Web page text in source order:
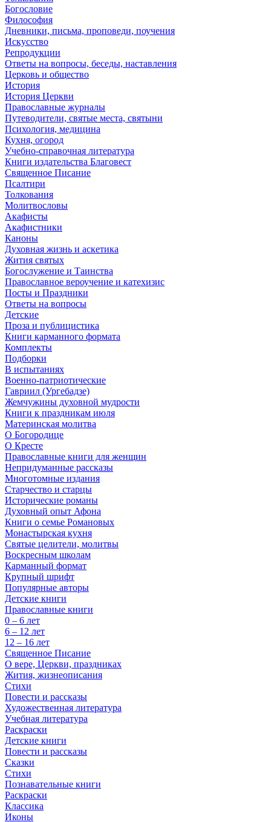
Богословие
Философия
Дневники, письма, проповеди, поучения
Искусство
Репродукции
Ответы на вопросы, беседы, наставления
Церковь и общество
История
История Церкви
Православные журналы
Путеводители, святые места, святыни
Психология, медицина
Кухня, огород
Учебно-справочная литература
Книги издательства Благовест
Священное Писание
Псалтири
Толкования
Молитвословы
Акафисты
Акафистники
Каноны
Духовная жизнь и аскетика
Жития святых
Богослужение и Таинства
Православное вероучение и катехизис
Посты и Праздники
Ответы на вопросы
Детские
Проза и публицистика
Книги карманного формата
Комплекты
Подборки
В испытаниях
Военно-патриотические
Гавриил (Ургебадзе)
Жемчужины духовной мудрости
Книги к праздникам июля
Материнская молитва
О Богородице
О Кресте
Православные книги для женщин
Непридуманные рассказы
Многотомные издания
Старчество и старцы
Исторические романы
Духовный опыт Афона
Книги о семье Романовых
Монастырская кухня
Святые целители, молитвы
Воскресным школам
Карманный формат
Крупный шрифт
Популярные авторы
Детские книги
Православные книги
0 – 6 лет
6 – 12 лет
12 – 16 лет
Священное Писание
О вере, Церкви, праздниках
Жития, жизнеописания
Стихи
Повести и рассказы
Художественная литература
Учебная литература
Раскраски
Детские книги
Повести и рассказы
Сказки
Стихи
Познавательные книги
Раскраски
Классика
Иконы